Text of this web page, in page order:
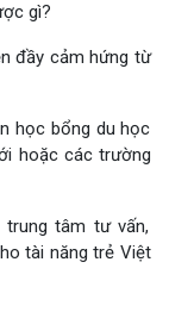
gì?
đầy cảm hứng từ
học bổng du học
hoặc các trường
trung tâm tư vấn,
tài năng trẻ Việt